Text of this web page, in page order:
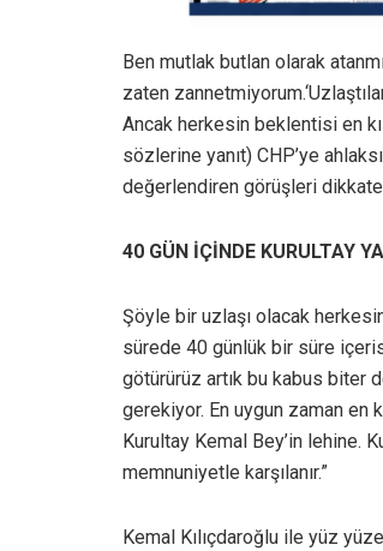
Ben mutlak butlan olarak
zaten
Ancak herkesin beklentisi en
sözlerine yanıt) CHP’ye
değerlendiren görüşleri
40 GÜN İÇİNDE KURULTAY
Şöyle bir uzlaşı olacak
sürede 40 günlük bir süre
götürürüz artık bu kabus biter
gerekiyor. En uygun zaman en
Kurultay Kemal Bey’in lehine.
memnuniyetle karşılanır.”
Kemal Kılıçdaroğlu ile yüz